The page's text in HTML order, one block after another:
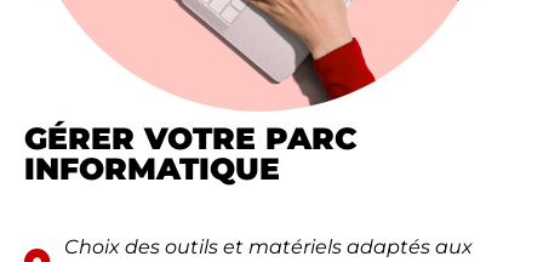
GÉRER VOTRE PARC
INFORMATIQUE
Choix des outils et matériels adaptés aux